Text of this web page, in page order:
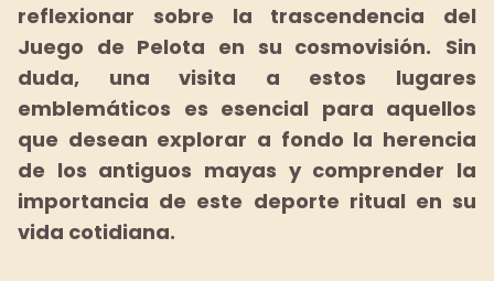
reflexionar sobre la trascendencia del
Juego de Pelota en su cosmovisión. Sin
duda, una visita a estos lugares
emblemáticos es esencial para aquellos
que desean explorar a fondo la herencia
de los antiguos mayas y comprender la
importancia de este deporte ritual en su
vida cotidiana.